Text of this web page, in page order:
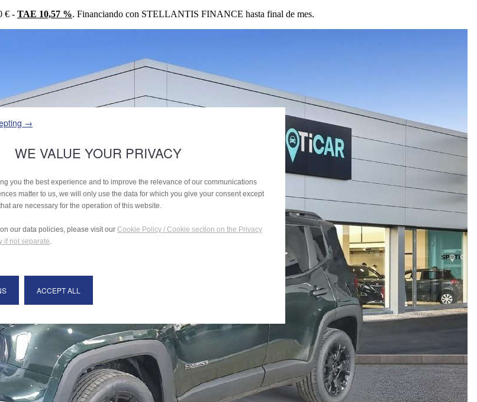
€ - TAE 10,57 %. Financiando con STELLANTIS FINANCE hasta final de mes.
→
WE VALUE YOUR PRIVACY
you the best experience and to improve the relevance of our communications
matter to us, we will only use the data for which you give your consent except
are necessary for the operation of this website.
our data policies, please visit our Cookie Policy / Cookie section on the Privacy
if not separate.
ACCEPT ALL